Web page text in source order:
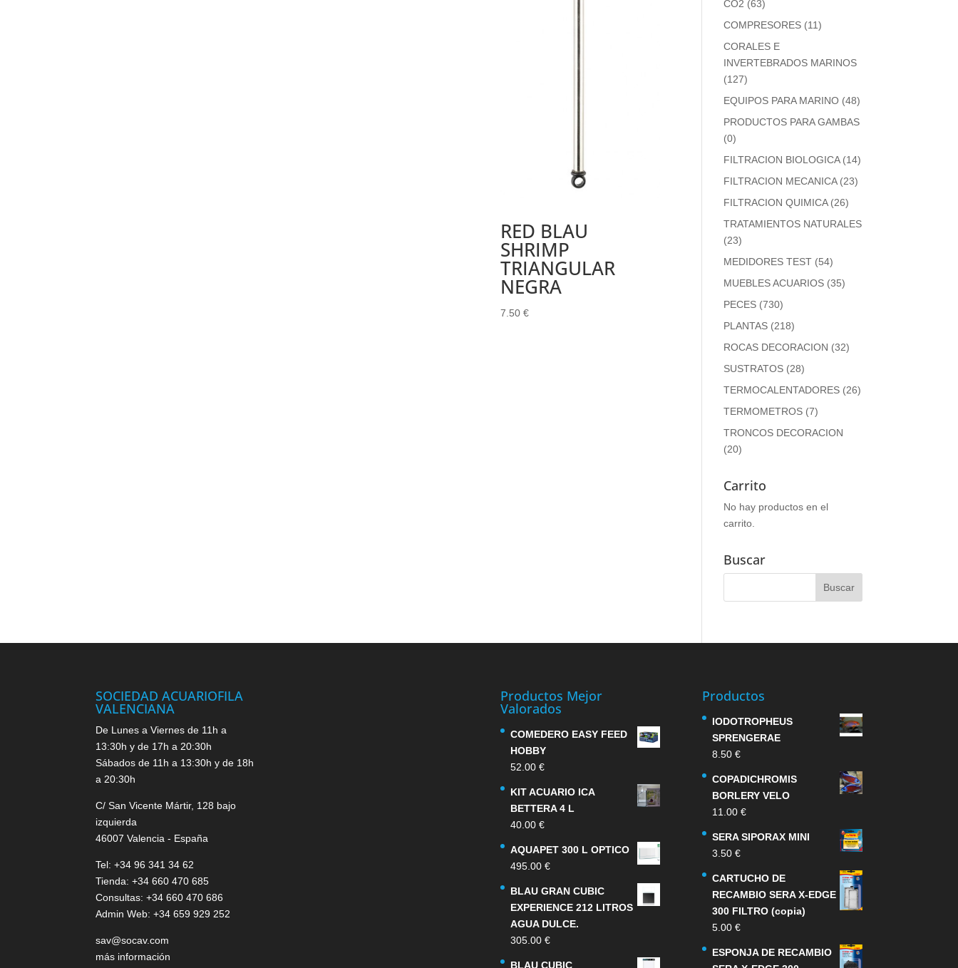
RED BLAU
SHRIMP
TRIANGULAR
NEGRA
7.50 €
CO2 (63)
COMPRESORES (11)
CORALES E
INVERTEBRADOS MARINOS
(127)
EQUIPOS PARA MARINO (48)
PRODUCTOS PARA GAMBAS
(0)
FILTRACION BIOLOGICA (14)
FILTRACION MECANICA (23)
FILTRACION QUIMICA (26)
TRATAMIENTOS NATURALES
(23)
MEDIDORES TEST (54)
MUEBLES ACUARIOS (35)
PECES (730)
PLANTAS (218)
ROCAS DECORACION (32)
SUSTRATOS (28)
TERMOCALENTADORES (26)
TERMOMETROS (7)
TRONCOS DECORACION
(20)
Carrito
No hay productos en el
carrito.
Buscar
SOCIEDAD ACUARIOFILA
VALENCIANA
De Lunes a Viernes de 11h a
13:30h y de 17h a 20:30h
Sábados de 11h a 13:30h y de 18h
a 20:30h
C/ San Vicente Mártir, 128 bajo
izquierda
46007 Valencia - España
Tel: +34 96 341 34 62
Tienda: +34 660 470 685
Consultas: +34 660 470 686
Admin Web: +34 659 929 252
sav@socav.com
más información
Productos Mejor
Valorados
COMEDERO EASY FEED
HOBBY
52.00 €
KIT ACUARIO ICA
BETTERA 4 L
40.00 €
AQUAPET 300 L OPTICO
495.00 €
BLAU GRAN CUBIC
EXPERIENCE 212 LITROS
AGUA DULCE.
305.00 €
BLAU CUBIC
Productos
IODOTROPHEUS
SPRENGERAE
8.50€
COPADICHROMIS
BORLERY VELO
11.00€
SERA SIPORAX MINI
3.50€
CARTUCHO DE
RECAMBIO SERA X-EDGE
300 FILTRO (copia)
5.00€
ESPONJA DE RECAMBIO